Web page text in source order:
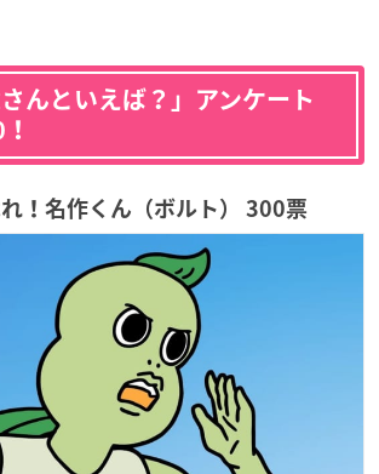
さんといえば？」アンケート
！名作くん（ボルト） 300票